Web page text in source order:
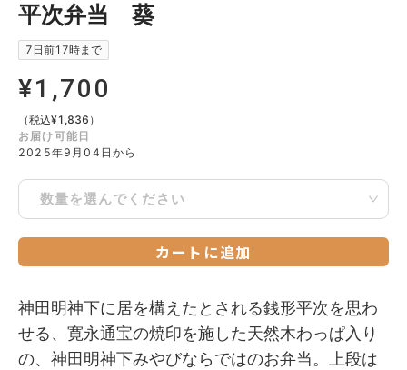
平次弁当 葵
7日前17時まで
¥1,700
（税込¥1,836 ）
お届け可能日
2025年9月04日から
数量を選んでください
カートに追加
神田明神下に居を構えたとされる銭形平次を思わ
せる、寛永通宝の焼印を施した天然木わっぱ入り
の、神田明神下みやびならではのお弁当。上段は